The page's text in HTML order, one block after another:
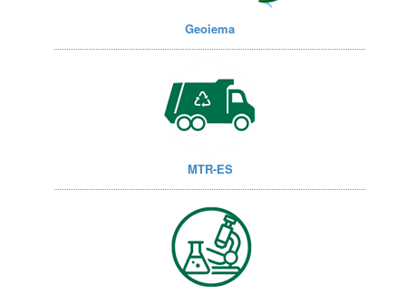
Geoiema
MTR-ES